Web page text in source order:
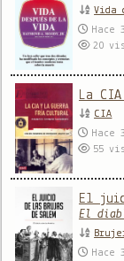
Vida
Hace
20
La
CIA
Hace
55
El
El
Hace